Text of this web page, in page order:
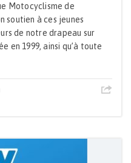
Motocyclisme de
soutien à ces jeunes
de notre drapeau sur
en 1999, ainsi qu’à toute